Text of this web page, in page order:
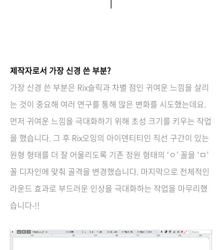
제작자로서 가장 신경 쓴 부분?
가장 신경 쓴 부분은 Rix슬릭과 차별 점인 귀여운 느낌을 살리
는 것이 중요해 여러 연구를 통해 많은 변화를 시도했는데요.
먼저 귀여운 느낌을 극대화하기 위해 초성 크기를 키우는 작업
을 했습니다. 그 후 Rix오잉의 아이덴티티인 직선 구간이 있는
원형 형태를 더 잘 어울리도록 기존 정원 형태의 ‘ㅇ’ 꼴을 ‘ㅁ’
꼴 디자인에 맞춰 골격을 변경했습니다. 마지막으로 전체적인
라운드 효과로 부드러운 인상을 극대화하는 작업을 마무리했
습니다-!!